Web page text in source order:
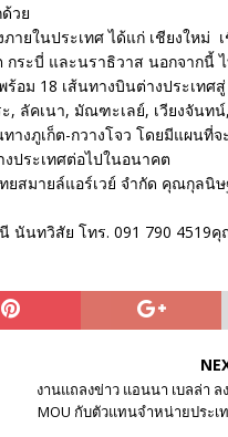
วย
ายในประเทศ ได้แก่ เชียงใหม่
ระบี่ และนราธิวาส นอกจากนี้
อม 18 เส้นทางบินต่างประเทศสู่
, ลัคเนา, มัณฑะเลย์, เวียงจันท
างภูเก็ต-กวางโจว โดยมีแผนที่
ประเทศต่อไปในอนาคต
ยสมายล์แอร์เวย์ จำกัด คุณกุลนิ
นทวิสัย โทร. 091 790 4519
งานแถลงข่าว แอนนา เบลล่า ล
MOU กับตัวแทนจำหน่ายประเ